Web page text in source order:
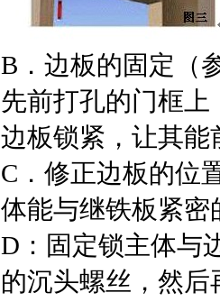
B．边板的固定（
先前打孔的门框
边板锁紧，让其
C．修正边板的位
体能与继铁板紧密
D：固定锁主体与
的沉头螺丝，然